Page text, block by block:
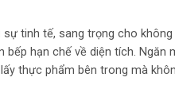
mùi
Công nghệ
bảo quản
tinh tế, sang trọng cho
hạn chế về diện tích.
thực phẩm bên trong mà